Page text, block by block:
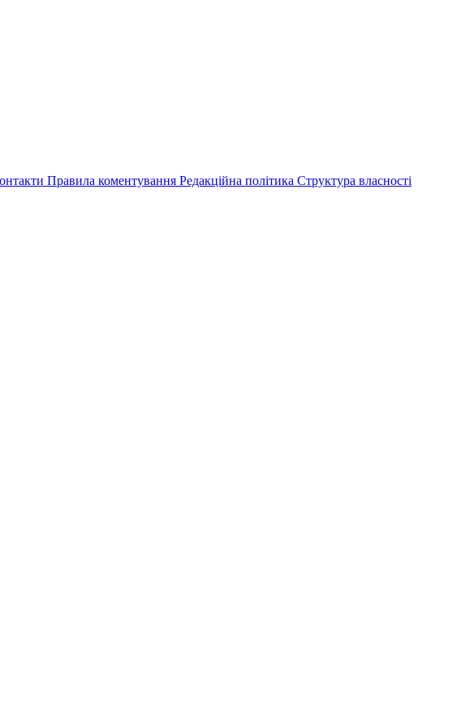
Правила коментування Редакційна політика Структура власності